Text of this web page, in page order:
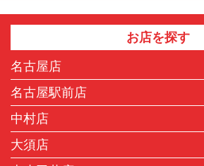
お店を探す
名古屋店
名古屋駅前店
中村店
大須店